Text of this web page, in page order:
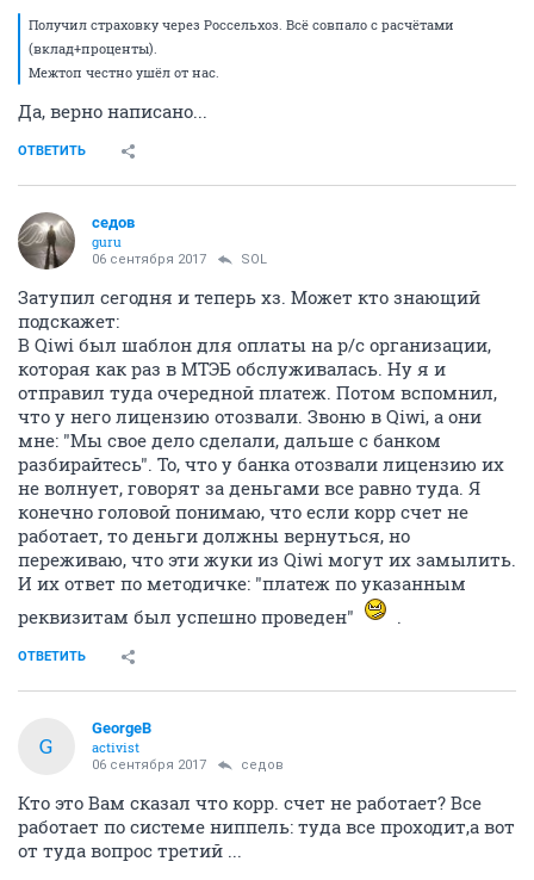
Получил страховку через Россельхоз. Всё совпало с расчётами
(вклад+проценты).
Межтоп честно ушёл от нас.
Да, верно написано...
ОТВЕТИТЬ
седов
guru
06 сентября 2017 SOL
Затупил сегодня и теперь хз. Может кто знающий
подскажет:
В Qiwi был шаблон для оплаты на р/с организации,
которая как раз в МТЭБ обслуживалась. Ну я и
отправил туда очередной платеж. Потом вспомнил,
что у него лицензию отозвали. Звоню в Qiwi, а они
мне: "Мы свое дело сделали, дальше с банком
разбирайтесь". То, что у банка отозвали лицензию их
не волнует, говорят за деньгами все равно туда. Я
конечно головой понимаю, что если корр счет не
работает, то деньги должны вернуться, но
переживаю, что эти жуки из Qiwi могут их замылить.
И их ответ по методичке: "платеж по указанным
реквизитам был успешно проведен"
.
ОТВЕТИТЬ
G
GeorgeB
activist
06 сентября 2017 седов
Кто это Вам сказал что корр. счет не работает? Все
работает по системе ниппель: туда все проходит,а вот
от туда вопрос третий ...